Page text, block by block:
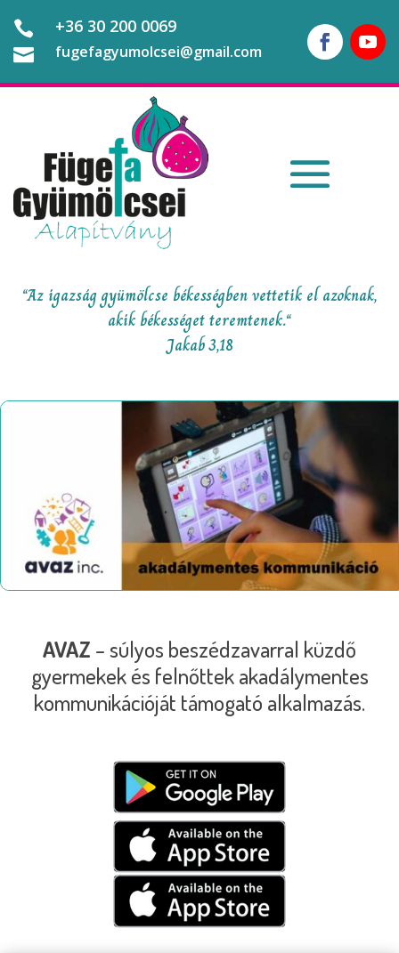
 +36 30 200 0069
 fugefagyumolcsei@gmail.com
“Az igazság gyümölcse békességben vettetik el azoknak,
akik békességet teremtenek.“
Jakab 3,18
AVAZ – súlyos beszédzavarral küzdő
gyermekek és felnőttek akadálymentes
kommunikációját támogató alkalmazás.